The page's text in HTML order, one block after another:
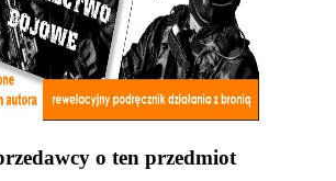
o ten przedmiot